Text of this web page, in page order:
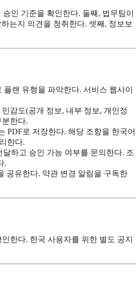
인 기준을 확인한다. 둘째, 법무팀이
는지 의견을 청취한다. 셋째, 정보보
랜 유형을 파악한다. 서비스 웹사이
감도(공개 정보, 내부 정보, 개인정
한다.
PDF로 저장한다. 해당 조항을 한국어
한다.
하고 승인 가능 여부를 문의한다. 조
.
공유한다. 약관 변경 알림을 구독한
한다. 한국 사용자를 위한 별도 공지